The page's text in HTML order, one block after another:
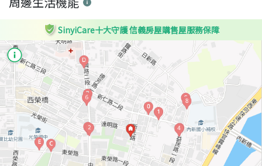
SinyiCare十大守護 信義房屋購售屋服務保障